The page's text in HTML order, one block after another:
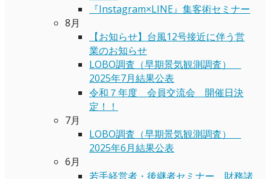
『Instagram×LINE』集客術セミナー
8月
【お知らせ】台風12号接近に伴う営
業のお知らせ
LOBO調査（早期景気観測調査）
2025年7月結果公表
令和７年度 会員交流会 開催日決
定！！
7月
LOBO調査（早期景気観測調査）
2025年6月結果公表
6月
若手経営者・後継者セミナー 財務諸